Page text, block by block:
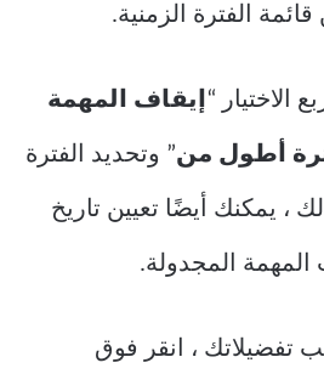
الفترة الزمنية.
الاختيار “إيقاف المهمة
أطول من” وتحديد الفترة
، يمكنك أيضًا تعيين تاريخ
المهمة المجدولة.
تفضيلاتك ، انقر فوق